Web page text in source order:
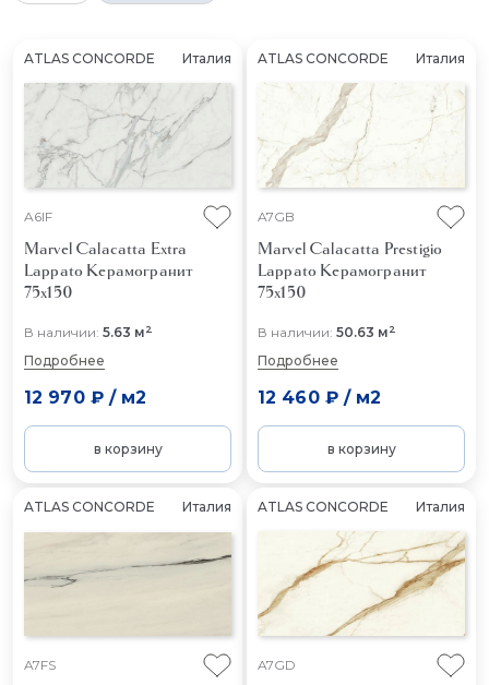
ATLAS CONCORDE Италия
A6IF
Marvel Calacatta Extra
Lappato Керамогранит
75x150
В наличии: 5.63 м2
Подробнее
12 970 ₽/ м2
в корзину
ATLAS CONCORDE Италия
A7GB
Marvel Calacatta Prestigio
Lappato Керамогранит
75x150
В наличии: 50.63 м2
Подробнее
12 460 ₽/ м2
в корзину
ATLAS CONCORDE Италия
A7FS
ATLAS CONCORDE Италия
A7GD